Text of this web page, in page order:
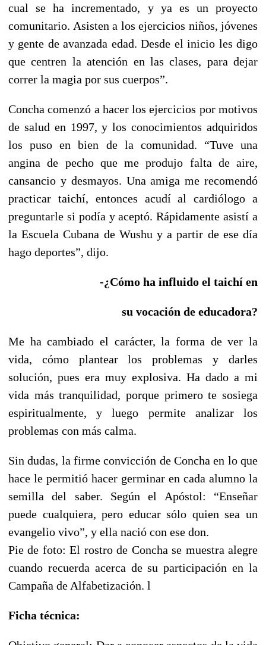
cual se ha incrementado, y ya es un proyecto
comunitario. Asisten a los ejercicios niños, jóvenes
y gente de avanzada edad. Desde el inicio les digo
que centren la atención en las clases, para dejar
correr la magia por sus cuerpos”.
Concha comenzó a hacer los ejercicios por motivos
de salud en 1997, y los conocimientos adquiridos
los puso en bien de la comunidad. “Tuve una
angina de pecho que me produjo falta de aire,
cansancio y desmayos. Una amiga me recomendó
practicar taichí, entonces acudí al cardiólogo a
preguntarle si podía y aceptó. Rápidamente asistí a
la Escuela Cubana de Wushu y a partir de ese día
hago deportes”, dijo.
-¿Cómo ha influido el taichí en
su vocación de educadora?
Me ha cambiado el carácter, la forma de ver la
vida, cómo plantear los problemas y darles
solución, pues era muy explosiva. Ha dado a mi
vida más tranquilidad, porque primero te sosiega
espiritualmente, y luego permite analizar los
problemas con más calma.
Sin dudas, la firme convicción de Concha en lo que
hace le permitió hacer germinar en cada alumno la
semilla del saber. Según el Apóstol: “Enseñar
puede cualquiera, pero educar sólo quien sea un
evangelio vivo”, y ella nació con ese don.
Pie de foto: El rostro de Concha se muestra alegre
cuando recuerda acerca de su participación en la
Campaña de Alfabetización. l
Ficha técnica: